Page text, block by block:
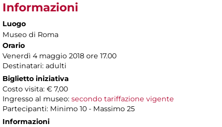
Informazioni
Luogo
Museo di Roma
Orario
Venerdì 4 maggio 2018 ore 17.00
Destinatari: adulti
Biglietto iniziativa
Costo visita: € 7,00
Ingresso al museo: secondo tariffazione vigente
Partecipanti: Minimo 10 - Massimo 25
Informazioni